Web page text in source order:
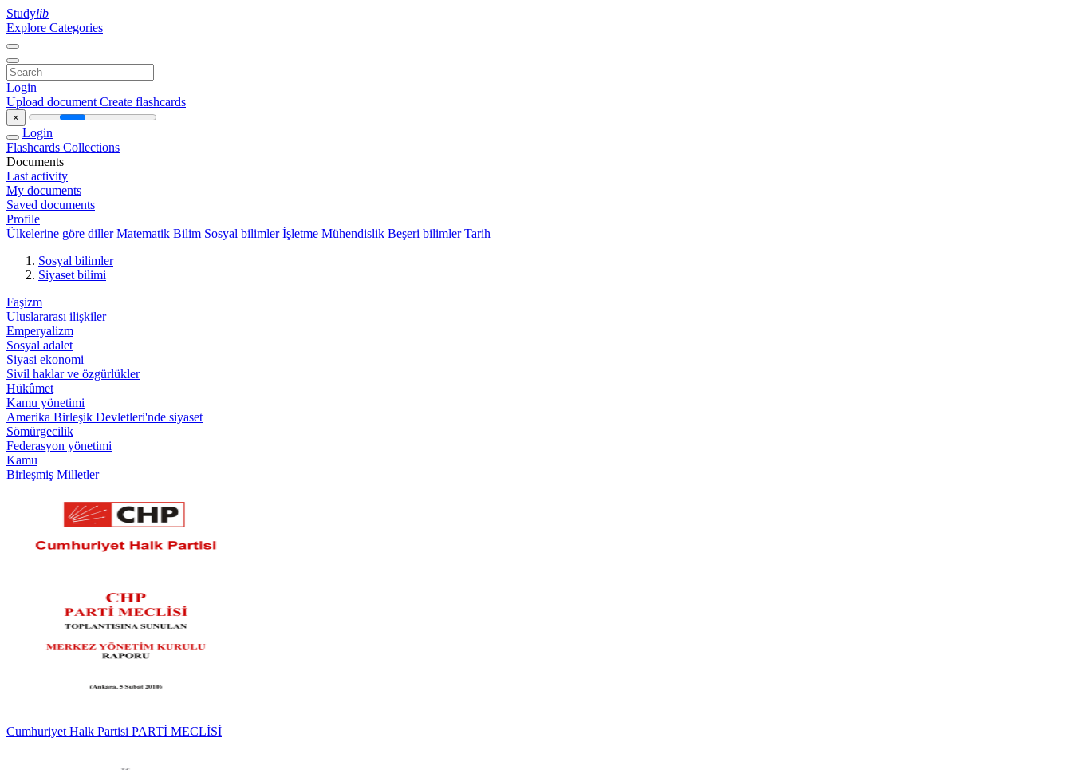
Studylib
Explore Categories
Login
Upload document Create flashcards
×
Login
Flashcards Collections
Documents
Last activity
My documents
Saved documents
Profile
Ülkelerine göre diller Matematik Bilim Sosyal bilimler İşletme Mühendislik Beşeri bilimler Tarih
Sosyal bilimler
Siyaset bilimi
Faşizm
Uluslararası ilişkiler
Emperyalizm
Sosyal adalet
Siyasi ekonomi
Sivil haklar ve özgürlükler
Hükûmet
Kamu yönetimi
Amerika Birleşik Devletleri'nde siyaset
Sömürgecilik
Federasyon yönetimi
Kamu
Birleşmiş Milletler
Cumhuriyet Halk Partisi PARTİ MECLİSİ